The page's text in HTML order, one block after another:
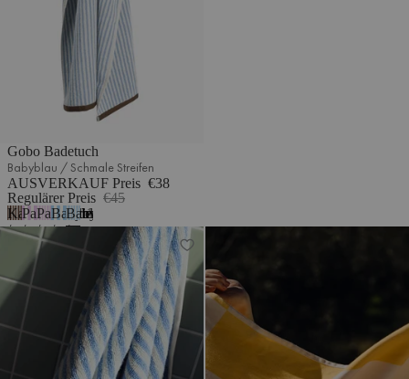
Gobo Badetuch
Babyblau / Schmale Streifen
AUSVERKAUF Preis €38
Regulärer Preis €45
Kakaobraun
/
Breite
Streifen
Pastellflieder
/
Breite
Streifen
Pastellflieder
/
Schmale
Streifen
Babyblau
/
Schmale
Babyblau
/
Schmale
1
Gobo Badetuch